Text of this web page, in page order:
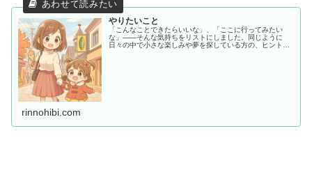
やりたいこと
「こんなことできたらいいな」、「ここに行ってみたい
な」——そんな気持ちをリストにしました。同じように
日々の中で小さな楽しみや夢を探している方の、ヒントや
rinnohibi.com